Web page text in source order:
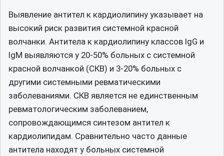
Выявление антител к кардиолипину указывает на
высокий риск развития системной красной
волчанки. Антитела к кардиолипину классов IgG и
IgM выявляются у 20-50% больных с системной
красной волчанкой (СКВ) и 3-20% больных с
другими системными ревматическими
заболеваниями. СКВ является не единственным
ревматологическим заболеванием,
сопровождающимся синтезом антител к
кардиолипидам. Сравнительно часто данные
антитела находят у больных системной